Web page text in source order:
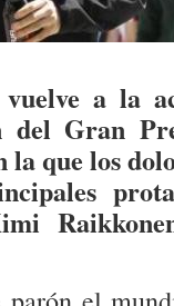
a la
del Gran
que los